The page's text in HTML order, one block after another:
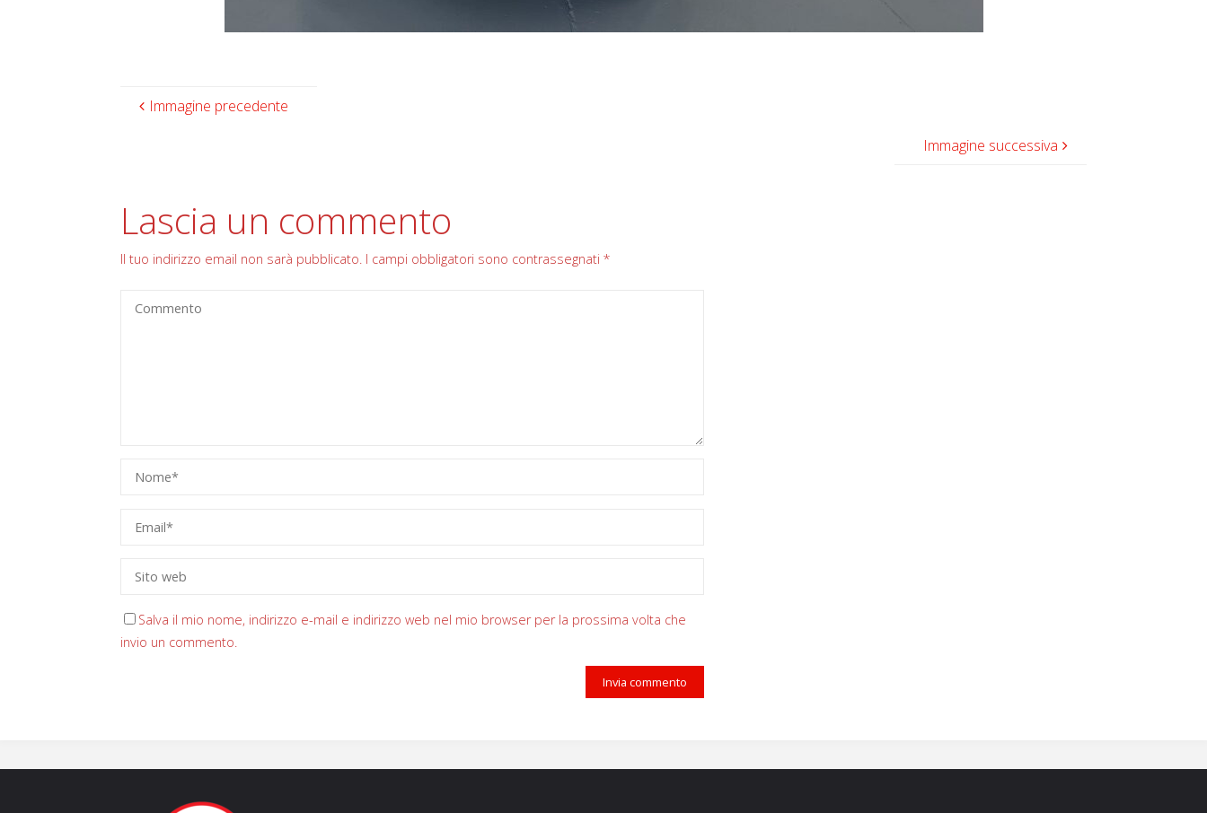
Immagine precedente
Immagine successiva
Lascia un commento
Il tuo indirizzo email non sarà pubblicato. I campi obbligatori sono contrassegnati*
Salva il mio nome, indirizzo e-mail e indirizzo web nel mio browser per la prossima volta che
invio un commento.